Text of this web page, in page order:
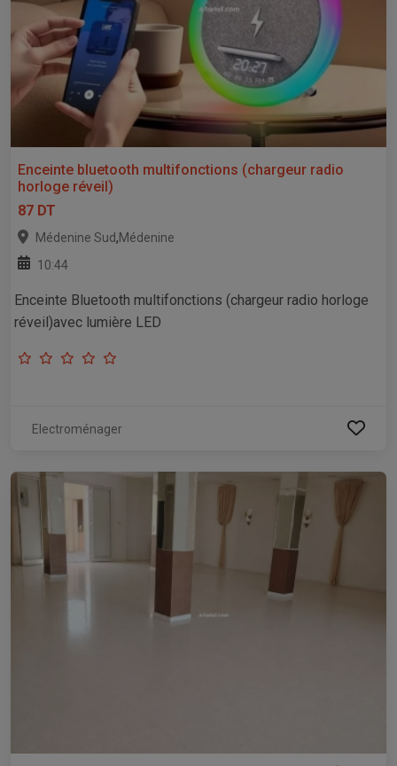
Enceinte bluetooth multifonctions (chargeur radio
horloge réveil)
87 DT
Médenine Sud,Médenine
10:44
Enceinte Bluetooth multifonctions (chargeur radio horloge
réveil)avec lumière LED
Electroménager